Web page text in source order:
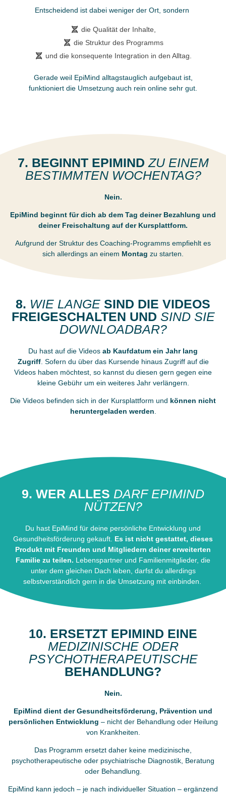
Entscheidend ist dabei weniger der Ort, sondern
die Qualität der Inhalte,
die Struktur des Programms
und die konsequente Integration in den Alltag.
Gerade weil EpiMind alltagstauglich aufgebaut ist,
funktioniert die Umsetzung auch rein online sehr gut.
7. BEGINNT EPIMIND ZU EINEM
BESTIMMTEN WOCHENTAG?
Nein.
EpiMind beginnt für dich ab dem Tag deiner Bezahlung und
deiner Freischaltung auf der Kursplattform.
Aufgrund der Struktur des Coaching-Programms empfiehlt es
sich allerdings an einem Montag zu starten.
8. WIE LANGE SIND DIE VIDEOS
FREIGESCHALTEN UND SIND SIE
DOWNLOADBAR?
Du hast auf die Videos ab Kaufdatum ein Jahr lang
Zugriff. Sofern du über das Kursende hinaus Zugriff auf die
Videos haben möchtest, so kannst du diesen gern gegen eine
kleine Gebühr um ein weiteres Jahr verlängern.
Die Videos befinden sich in der Kursplattform und können nicht
heruntergeladen werden
9. WER ALLES DARF EPIMIND
NÜTZEN?
Du hast EpiMind für deine persönliche Entwicklung und
Gesundheitsförderung gekauft. Es ist nicht gestattet, dieses
Produkt mit Freunden und Mitgliedern deiner erweiterten
Familie zu teilen. Lebenspartner und Familienmitglieder, die
unter dem gleichen Dach leben, darfst du allerdings
selbstverständlich gern in die Umsetzung mit einbinden.
10. ERSETZT EPIMIND EINE
MEDIZINISCHE ODER
PSYCHOTHERAPEUTISCHE
BEHANDLUNG?
Nein.
EpiMind dient der Gesundheitsförderung, Prävention und
persönlichen Entwicklung – nicht der Behandlung oder Heilung
von Krankheiten.
Das Programm ersetzt daher keine medizinische,
psychotherapeutische oder psychiatrische Diagnostik, Beratung
oder Behandlung.
EpiMind kann jedoch – je nach individueller Situation – ergänzend